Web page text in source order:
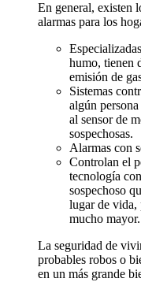
En general, existen
alarmas para los
humo, tienen
emisión de
Sistemas
algún
al sensor de
sospechosas.
Alarmas con
Controlan el
tecnología
sospechoso
lugar de vida,
mucho mayor.
La seguridad de
probables robos o
en un más grande